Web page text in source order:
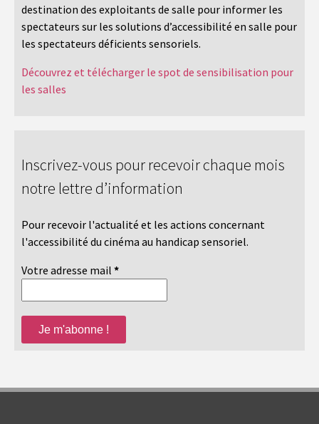
destination des exploitants de salle pour informer les
spectateurs sur les solutions d’accessibilité en salle pour
les spectateurs déficients sensoriels.
Découvrez et télécharger le spot de sensibilisation pour
les salles
Inscrivez-vous pour recevoir chaque mois
notre lettre d’information
Pour recevoir l'actualité et les actions concernant
l'accessibilité du cinéma au handicap sensoriel.
Votre adresse mail *